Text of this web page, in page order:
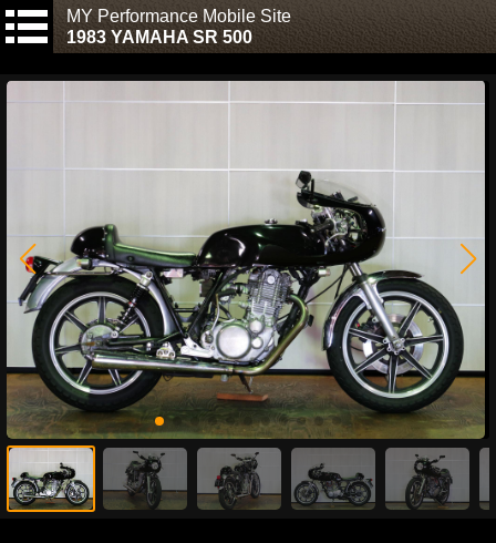
MY Performance Mobile Site
1983 YAMAHA SR 500